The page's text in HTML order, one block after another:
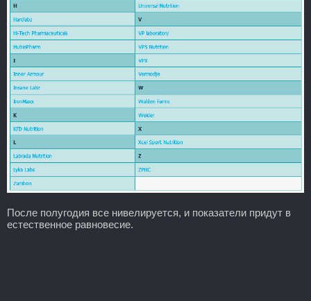
После полугодия все нивелируется, и показатели придут в
естественное равновесие.